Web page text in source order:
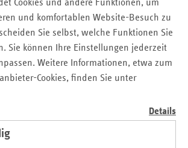
Cookies und andere Funktionen, um
und komfortablen Website-Besuch zu
Sie selbst, welche Funktionen Sie
Sie können Ihre Einstellungen jederzeit
Weitere Informationen, etwa zum
Cookies, finden Sie unter
Details
ist daher positiv zu sehen, dass hier die
neue Spielräume schaffen will.
ist die weiterhin bestehende
in Ballungsräumen und die damit
von Vertragsärzten
Land. Die Möglichkeit eines
die KV hat sich als stumpfes Schwert
fast nie genutzt. Die bestehende
durch einen Automatismus ergänzt
eines Vertragsarztsitzes ab